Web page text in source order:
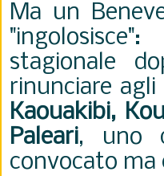
Ma un
stagionale
rinunciare
Kaouakibi,
Paleari, uno
convocato ma